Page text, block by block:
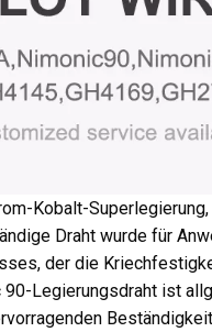
Kobalt-
Draht wurde für
der die
Legierungsdraht ist